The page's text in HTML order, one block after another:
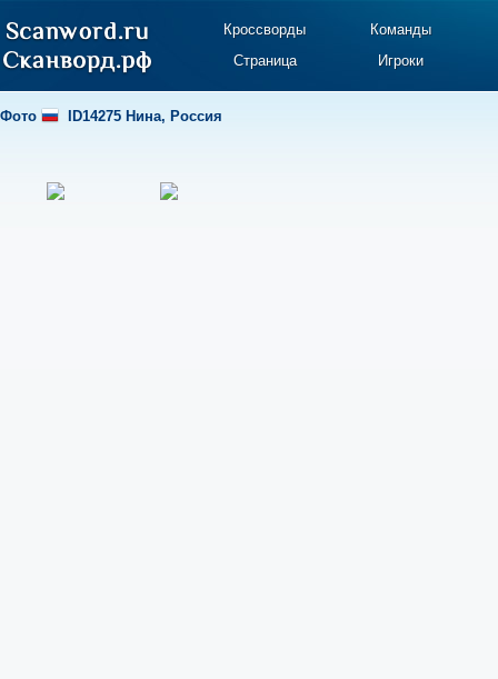
Кроссворды
Команды
Страница
Игроки
Фото ID14275 Нина, Россия